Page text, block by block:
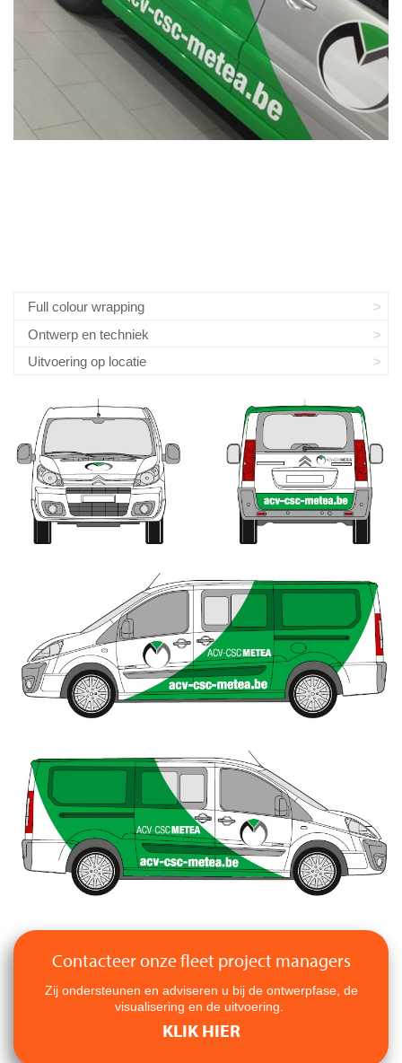
Full colour wrapping
Ontwerp en techniek
Uitvoering op locatie
Contacteer onze fleet project managers
Zij ondersteunen en adviseren u bij de ontwerpfase, de
visualisering en de uitvoering.
KLIK HIER